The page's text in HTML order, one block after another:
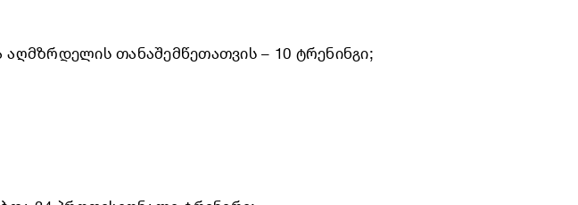
თანაშემწეთათვის – 10 ტრენინგი;